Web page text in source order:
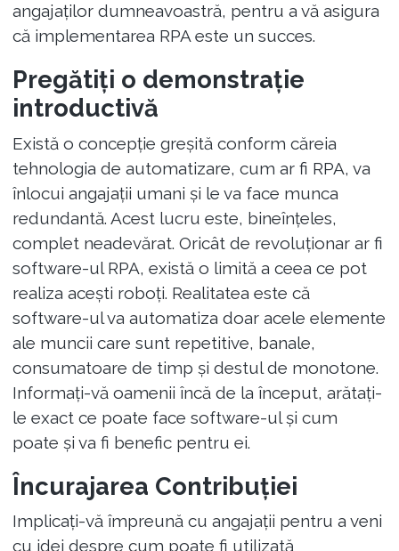
angajaților dumneavoastră, pentru a vă asigura
că implementarea RPA este un succes.
Pregătiți o demonstrație
introductivă
Există o concepție greșită conform căreia
tehnologia de automatizare, cum ar fi RPA, va
înlocui angajații umani și le va face munca
redundantă. Acest lucru este, bineînțeles,
complet neadevărat. Oricât de revoluționar ar fi
software-ul RPA, există o limită a ceea ce pot
realiza acești roboți. Realitatea este că
software-ul va automatiza doar acele elemente
ale muncii care sunt repetitive, banale,
consumatoare de timp și destul de monotone.
Informați-vă oamenii încă de la început, arătați-
le exact ce poate face software-ul și cum
poate și va fi benefic pentru ei.
Încurajarea Contribuției
Implicați-vă împreună cu angajații pentru a veni
cu idei despre cum poate fi utilizată